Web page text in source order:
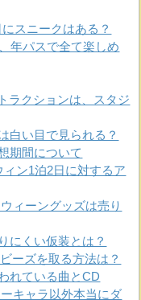
スニークはある？
年パスで全て楽しめ
ラクションは、スタジ
白い目で見られる？
期間について
ン1泊2日に対するア
ィーングッズは売り
にくい仮装とは？
ーズを取る方法は？
れている曲とCD
キャラ以外本当にダ